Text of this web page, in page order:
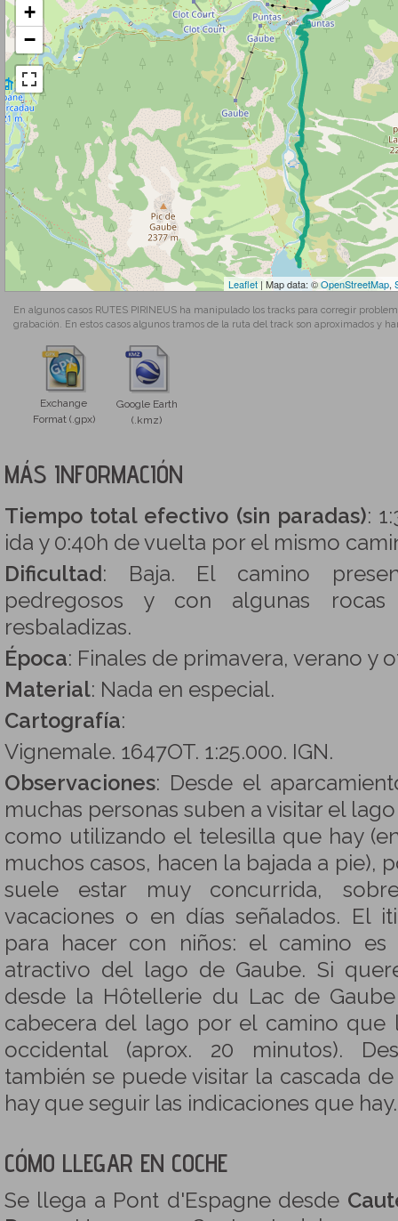
+
−
Leaflet | Map data: ©OpenStreetMap,
En algunos casos RUTES PIRINEUS ha manipulado los tracks para corregir
grabación. En estos casos algunos tramos de la ruta del track son aproximados y
Exchange
Format (.gpx)
Google Earth
(.kmz)
MÁS INFORMACIÓN
Tiempo total efectivo (sin paradas):
ida y 0:40h de vuelta por el mismo
Dificultad: Baja. El camino
pedregosos y con algunas
resbaladizas.
Época: Finales de primavera, verano y
Material: Nada en especial.
Cartografía:
Vignemale. 1647OT. 1:25.000. IGN.
Observaciones: Desde el
muchas personas suben a visitar el
como utilizando el telesilla que hay
muchos casos, hacen la bajada a pie),
suele estar muy concurrida,
vacaciones o en días señalados. El
para hacer con niños: el camino
atractivo del lago de Gaube. Si
desde la Hôtellerie du Lac de
cabecera del lago por el camino
occidental (aprox. 20 minutos).
también se puede visitar la cascada
hay que seguir las indicaciones que hay.
CÓMO LLEGAR EN COCHE
Se llega a Pont d'Espagne desde